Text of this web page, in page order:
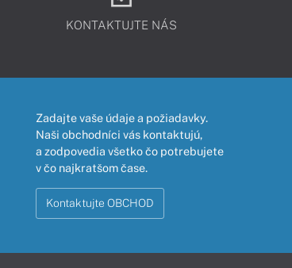
KONTAKTUJTE NÁS
Zadajte vaše údaje a požiadavky.
Naši obchodníci vás kontaktujú,
a zodpovedia všetko čo potrebujete
v čo najkratšom čase.
Kontaktujte OBCHOD